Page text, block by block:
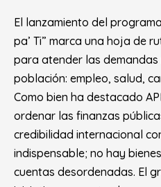
El lanzamiento del
pa’ Ti” marca una hoja de
para atender las demandas
población: empleo, salud,
Como bien ha destacado
ordenar las finanzas
credibilidad internacional
indispensable; no hay
cuentas desordenadas. El